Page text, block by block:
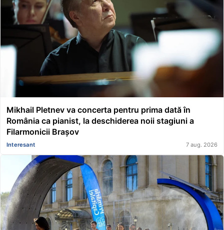
Mikhail Pletnev va concerta pentru prima dată în
România ca pianist, la deschiderea noii stagiuni a
Filarmonicii Brașov
Interesant 7 aug. 2026